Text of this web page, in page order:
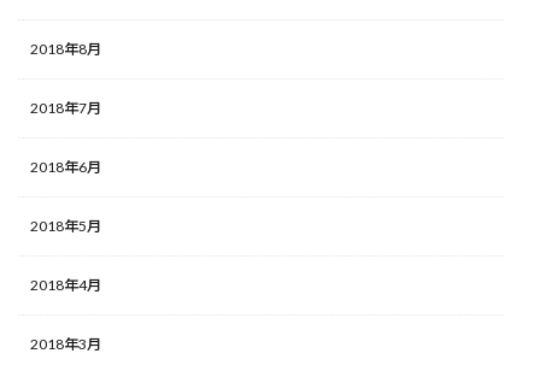
2018年8月
2018年7月
2018年6月
2018年5月
2018年4月
2018年3月